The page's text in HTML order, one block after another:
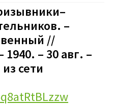
–
//
– 30 авг. –
сети